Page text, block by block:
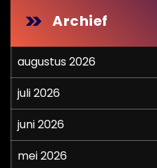
Archief
augustus 2026
juli 2026
juni 2026
mei 2026